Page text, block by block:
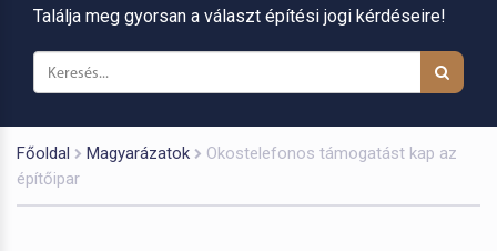
Találja meg gyorsan a választ építési jogi kérdéseire!
Főoldal Magyarázatok
Okostelefonos támogatást kap az
építőipar